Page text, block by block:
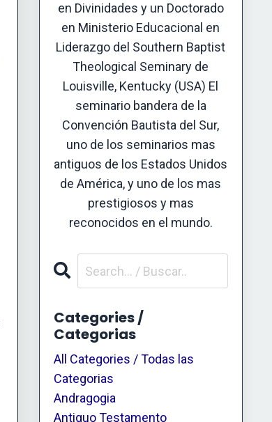
en Divinidades y un Doctorado
en Ministerio Educacional en
Liderazgo del Southern Baptist
Theological Seminary de
Louisville, Kentucky (USA) El
seminario bandera de la
Convención Bautista del Sur,
uno de los seminarios mas
antiguos de los Estados Unidos
de América, y uno de los mas
prestigiosos y mas
reconocidos en el mundo.
Categories /
Categorias
All Categories / Todas las
Categorias
Andragogia
Antiguo Testamento